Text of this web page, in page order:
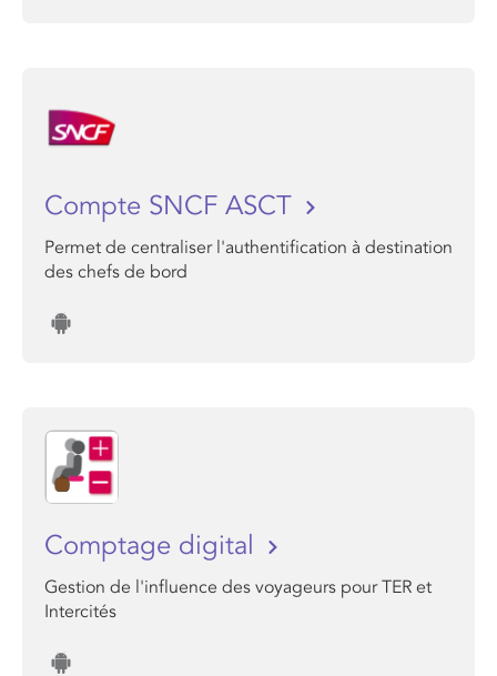
Compte SNCF ASCT
Permet de centraliser l'authentification à destination
des chefs de bord
Comptage digital
Gestion de l'influence des voyageurs pour TER et
Intercités